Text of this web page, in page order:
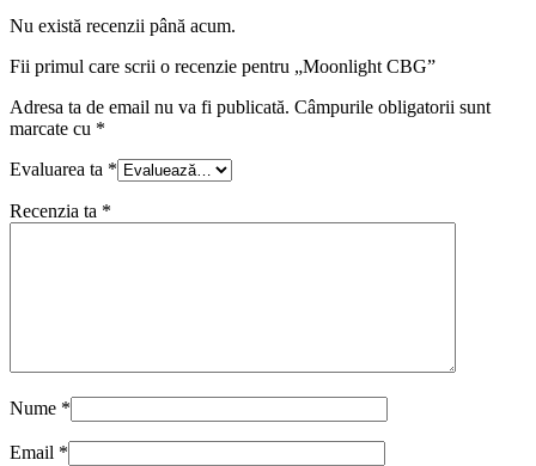
Nu există recenzii până acum.
Fii primul care scrii o recenzie pentru „Moonlight CBG”
Adresa ta de email nu va fi publicată. Câmpurile obligatorii sunt
marcate cu *
Evaluarea ta *
Recenzia ta *
Nume *
Email *